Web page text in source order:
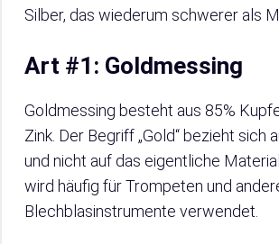
Silber, das wiederum schwerer als
Art #1: Goldmessing
Goldmessing besteht aus 85%
Zink. Der Begriff „Gold“ bezieht sich
und nicht auf das eigentliche
wird häufig für Trompeten und
Blechblasinstrumente verwendet.